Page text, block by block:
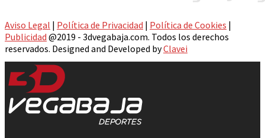
Aviso Legal | Política de Privacidad | Política de Cookies |
Publicidad @2019 - 3dvegabaja.com. Todos los derechos
reservados. Designed and Developed byClavei